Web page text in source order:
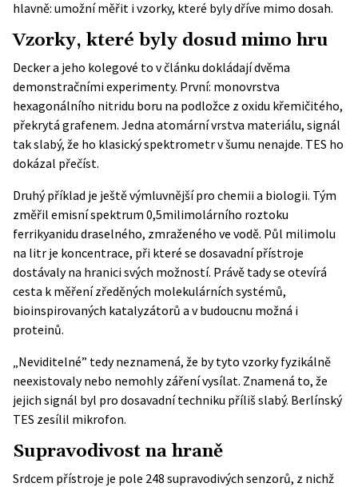
hlavně: umožní měřit i vzorky, které byly dříve mimo dosah.
Vzorky, které byly dosud mimo hru
Decker a jeho kolegové to v článku dokládají dvěma
demonstračními experimenty. První: monovrstva
hexagonálního nitridu boru na podložce z oxidu křemičitého,
překrytá grafenem. Jedna atomární vrstva materiálu, signál
tak slabý, že ho klasický spektrometr v šumu nenajde. TES ho
dokázal přečíst.
Druhý příklad je ještě výmluvnější pro chemii a biologii. Tým
změřil emisní spektrum 0,5milimolárního roztoku
ferrikyanidu draselného, zmraženého ve vodě. Půl milimolu
na litr je koncentrace, při které se dosavadní přístroje
dostávaly na hranici svých možností. Právě tady se otevírá
cesta k měření zředěných molekulárních systémů,
bioinspirovaných katalyzátorů a v budoucnu možná i
proteinů.
„Neviditelné” tedy neznamená, že by tyto vzorky fyzikálně
neexistovaly nebo nemohly záření vysílat. Znamená to, že
jejich signál byl pro dosavadní techniku příliš slabý. Berlínský
TES zesílil mikrofon.
Supravodivost na hraně
Srdcem přístroje je pole 248 supravodivých senzorů, z nichž